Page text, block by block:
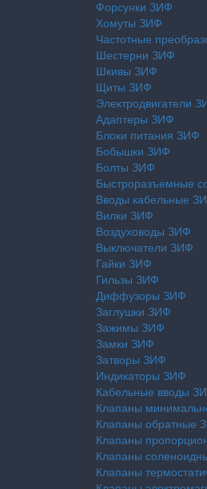
Форсунки ЗИФ
Хомуты ЗИФ
Частотные
Шестерни ЗИФ
Шкивы ЗИФ
Щиты ЗИФ
Электродвигатели
Адаптеры ЗИФ
Блоки питания ЗИФ
Бобышки ЗИФ
Болты ЗИФ
Быстроразъемные
Вводы кабельные
Вилки ЗИФ
Воздуховоды ЗИФ
Выключатели ЗИФ
Гайки ЗИФ
Гильзы ЗИФ
Диффузоры ЗИФ
Заглушки ЗИФ
Зажимы ЗИФ
Замки ЗИФ
Затворы ЗИФ
Индикаторы ЗИФ
Кабельные вводы
Клапаны
Клапаны обратные
Клапаны
Клапаны
Клапаны